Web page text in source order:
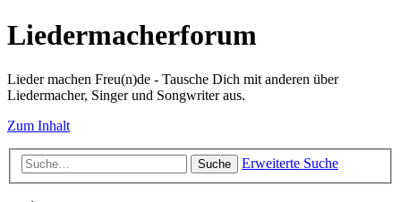
Liedermacherforum
Lieder machen Freu(n)de - Tausche Dich mit anderen über
Liedermacher, Singer und Songwriter aus.
Zum Inhalt
Suche Erweiterte Suche